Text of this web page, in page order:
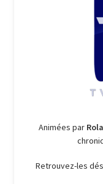
Animées par
Retrouvez-les